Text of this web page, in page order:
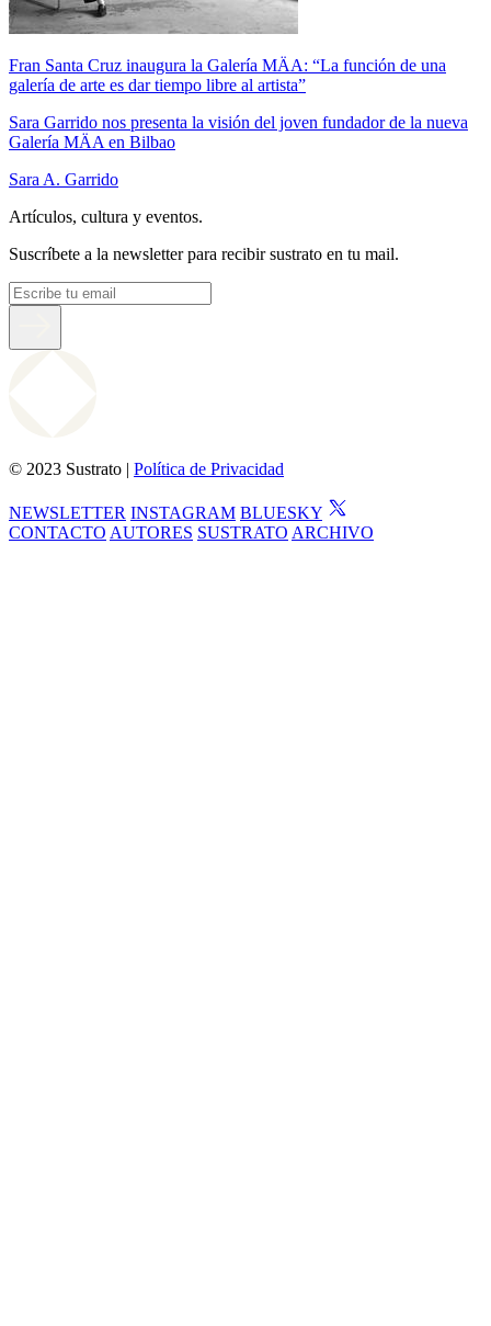
Fran Santa Cruz inaugura la Galería MÄA: “La función de una
galería de arte es dar tiempo libre al artista”
Sara Garrido nos presenta la visión del joven fundador de la nueva
Galería MÄA en Bilbao
Sara A. Garrido
Artículos, cultura y eventos.
Suscríbete a la newsletter para recibir sustrato en tu mail.
© 2023 Sustrato | Política de Privacidad
NEWSLETTER INSTAGRAM BLUESKY
CONTACTO AUTORES SUSTRATO ARCHIVO